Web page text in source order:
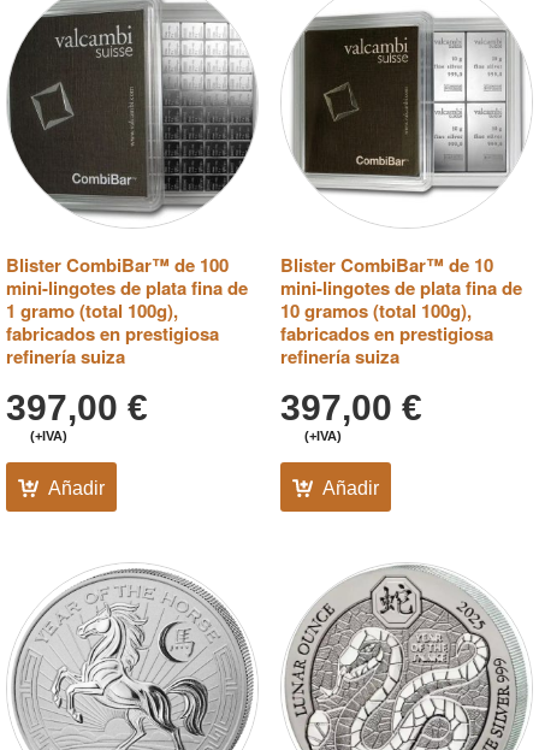
Blister CombiBar™ de 100
mini-lingotes de plata fina de
1 gramo (total 100g),
fabricados en prestigiosa
refinería suiza
397,00 €
(+IVA)
Añadir
Blister CombiBar™ de 10
mini-lingotes de plata fina de
10 gramos (total 100g),
fabricados en prestigiosa
refinería suiza
397,00 €
(+IVA)
Añadir